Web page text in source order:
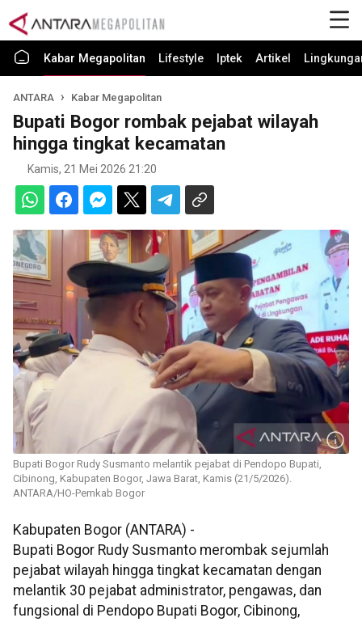
Kabar Megapolitan Lifestyle Iptek Artikel
ANTARA Kabar Megapolitan
Bupati Bogor rombak pejabat wilayah
hingga tingkat kecamatan
Kamis, 21 Mei 2026 21:20
Bupati Bogor Rudy Susmanto melantik pejabat di Pendopo Bupati,
Cibinong, Kabupaten Bogor, Jawa Barat, Kamis (21/5/2026).
ANTARA/HO-Pemkab Bogor
Kabupaten Bogor (ANTARA) -
Bupati Bogor Rudy Susmanto merombak sejumlah
pejabat wilayah hingga tingkat kecamatan dengan
melantik 30 pejabat administrator, pengawas, dan
fungsional di Pendopo Bupati Bogor, Cibinong,